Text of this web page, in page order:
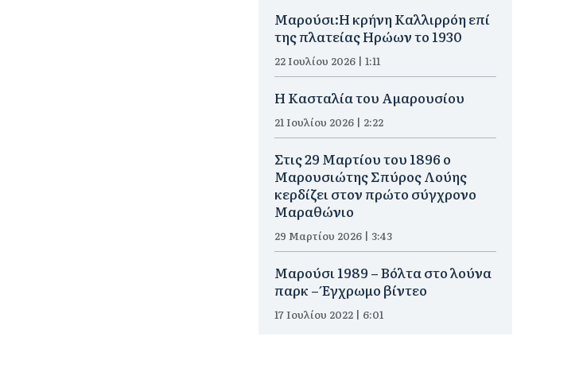
Μαρούσι:Η κρήνη Καλλιρρόη επί
της πλατείας Ηρώων το 1930
22 Ιουλίου 2026 | 1:11
Η Κασταλία του Αμαρουσίου
21 Ιουλίου 2026 | 2:22
Στις 29 Μαρτίου του 1896 ο
Μαρουσιώτης Σπύρος Λούης
κερδίζει στον πρώτο σύγχρονο
Μαραθώνιο
29 Μαρτίου 2026 | 3:43
Μαρούσι 1989 – Βόλτα στο λούνα
παρκ – Έγχρωμο βίντεο
17 Ιουλίου 2022 | 6:01